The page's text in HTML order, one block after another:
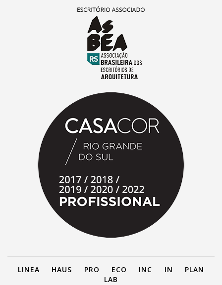
LINEA HAUS PRO ECO INC IN
PLAN
LAB